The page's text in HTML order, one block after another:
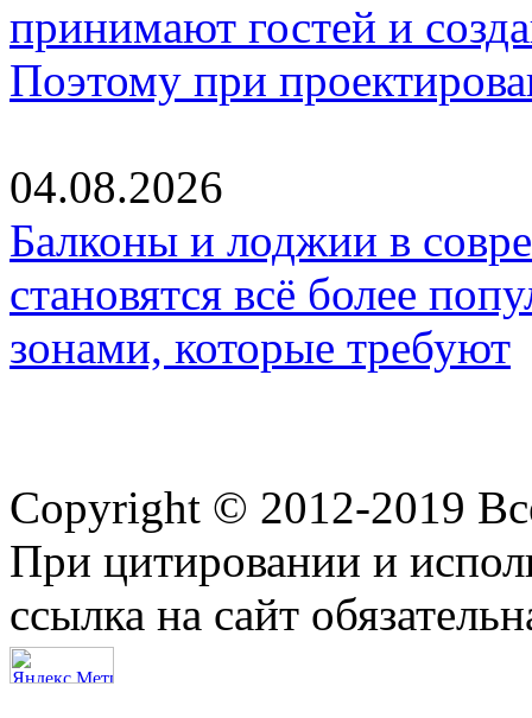
принимают гостей и
Поэтому при
04.08.2026
Балконы и лоджии в
становятся всё более
зонами, которые требуют
Copyright © 2012-2019
При цитировании и
ссылка на сайт